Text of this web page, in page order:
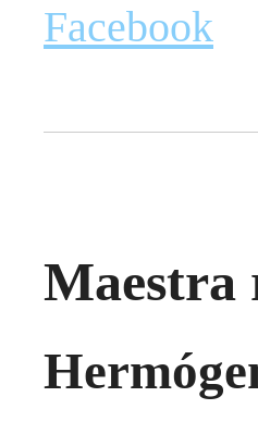
Facebook